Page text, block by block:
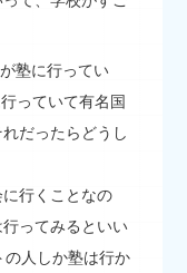
塾に行ってい
っていて有名国
だったらどうし
行くことなの
ってみるといい
の人しか塾は行か